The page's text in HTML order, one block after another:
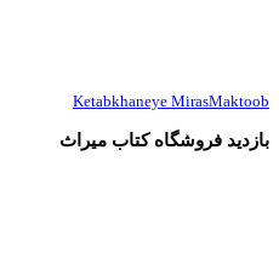
Ketabkhaneye MirasMaktoob
بازدید فروشگاه کتاب میراث